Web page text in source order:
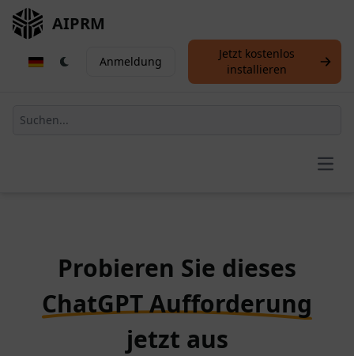
AIPRM
Anmeldung
Jetzt kostenlos
installieren
Probieren Sie dieses
ChatGPT Aufforderung
jetzt aus